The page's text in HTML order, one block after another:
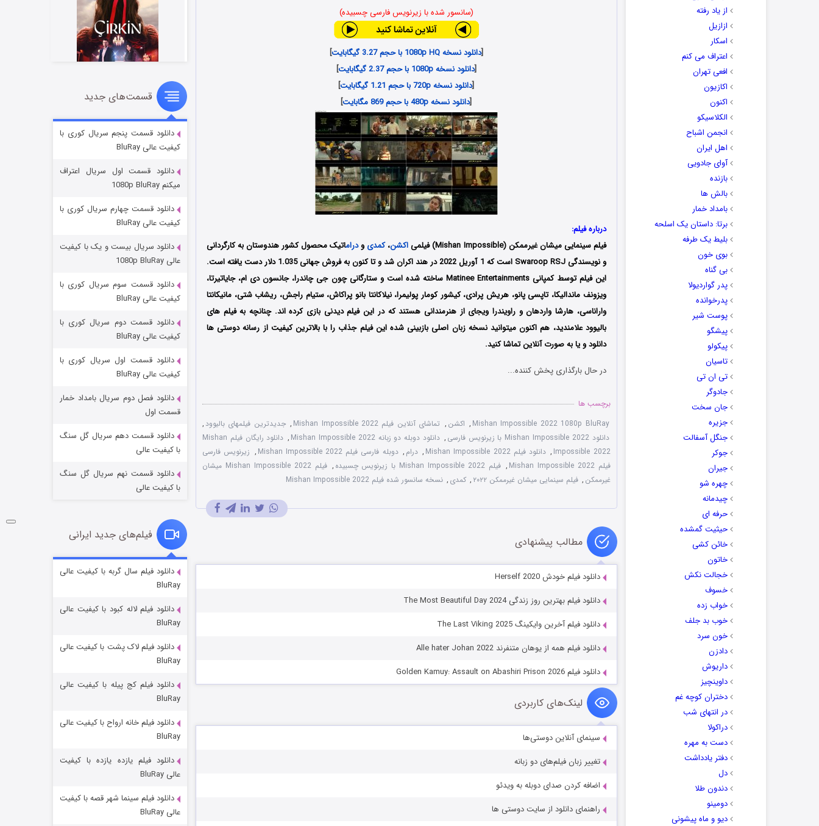
از یاد رفته
ازازیل
اسکار
اعتراف می کنم
افعی تهران
اکازیون
اکنون
الکلاسیکو
انجمن اشباح
اهل ایران
آوای جادویی
بازنده
بالش ها
بامداد خمار
برتا: داستان یک اسلحه
بلیط یک‌‌ طرفه
بوی خون
بی گناه
پدر گواردیولا
پدرخوانده
پوست شیر
پیشگو
پیکولو
تاسیان
تی ان تی
جادوگر
جان سخت
جزیره
جنگل آسفالت
جوکر
جیران
چهره شو
چیدمانه
حرفه ای
حیثیت گمشده
خائن کشی
خاتون
خجالت نکش
خسوف
خواب زده
خوب بد جلف
خون سرد
دادزن
داریوش
داوینچیز
دختران کوچه غم
در انتهای شب
دراکولا
دست به مهره
دفتر یادداشت
دل
دندون طلا
دومینو
دیو و ماه پیشونی
(سانسور شده با زیرنویس فارسی چسبیده)
[دانلود نسخه 1080p HQ با حجم 3.27 گیگابایت
]
[دانلود نسخه 1080p با حجم 2.37 گیگابایت
]
[دانلود نسخه 720p با حجم 1.21 گیگابایت
]
[دانلود نسخه 480p با حجم 869 مگابایت ]
درباره فیلم:
فیلم سینمایی میشان غیرممکن (Mishan Impossible) فیلمی
اکشن،کمدی ودراماتیک محصول کشور هندوستان به کارگردانی
و نویسندگی Swaroop RSJ است که 1 آوریل 2022 در هند اکران شد و تا کنون به فروش جهانی 1.035 دلار دست یافته است.
این فیلم توسط کمپانی Matinee Entertainments ساخته شده است و ستارگانی چون جی چاندرا، جانسون دی ام، جایاتیرتا،
ویزونف ماندالیکا، تاپسی پانو، هریش پرادی، کیشور کومار پولیمرا، نیلاکانتا بانو پراکاش، ستیام راجش، ریشاب شتی، مانیکانتا
واراناسی، هارشا واردهان و راویندرا ویجای از هنرمندانی هستند که در این فیلم دیدنی بازی کرده اند. چنانچه به فیلم های
بالیوود علامندید، هم اکنون میتوانید نسخه زبان اصلی بازبینی شده این فیلم جذاب را با بالاترین کیفیت از رسانه دوستی ها
دانلود و یا به صورت آنلاین تماشا کنید.
در حال بارگذاری پخش کننده...
برچسب ها
Mishan Impossible 2022 1080p BluRay
, اکشن , تماشای آنلاین فیلم Mishan Impossible 2022 , جدیدترین فیلمهای بالیوود ,
دانلود Mishan Impossible 2022 با زیرنویس فارسی
, دانلود دوبله دو زبانه Mishan Impossible 2022 ,
دانلود رایگان فیلم Mishan
Impossible 2022
, دانلود فیلم Mishan Impossible 2022 , درام , دوبله فارسی فیلم Mishan Impossible 2022 , زیرنویس فارسی
فیلم Mishan Impossible 2022
, فیلم Mishan Impossible 2022 با زیرنویس چسبیده ,
فیلم Mishan Impossible 2022 میشان
غیرممکن , فیلم سینمایی میشان غیرممکن ۲۰۲۲ , کمدی , نسخه سانسور شده فیلم Mishan Impossible 2022
مطالب پیشنهادی
دانلود فیلم خودش Herself 2020
دانلود فیلم بهترین روز زندگی The Most Beautiful Day 2024
دانلود فیلم آخرین وایکینگ The Last Viking 2025
دانلود فیلم همه از یوهان متنفرند Alle hater Johan 2022
دانلود فیلم Golden Kamuy: Assault on Abashiri Prison 2026
لینک‌های کاربردی
سینمای آنلاین دوستی‌ها
تغییر زبان فیلم‌های دو زبانه
اضافه کردن صدای دوبله به ویدئو
راهنمای دانلود از سایت دوستی ها
سریال زشت
قسمت۲ (زیرنویس) منتشر شد
مردگان متحرک: شهر مرده ۳
شکست استوارت در نجات جهان
قسمت ۷ (زیرنویس) منتشر شد
شوگر فصل ۲
قسمت
خاندان اژدها فصل ۳
قسمت‌های جدید
دانلود قسمت پنجم سریال کوری با
کیفیت عالی BluRay
دانلود قسمت اول سریال اعتراف
میکنم 1080p BluRay
دانلود قسمت چهارم سریال کوری با
کیفیت عالی BluRay
دانلود سریال بیست و یک با کیفیت
عالی 1080p BluRay
دانلود قسمت سوم سریال کوری با
کیفیت عالی BluRay
دانلود قسمت دوم سریال کوری با
کیفیت عالی BluRay
دانلود قسمت اول سریال کوری با
کیفیت عالی BluRay
دانلود فصل دوم سریال بامداد خمار
قسمت اول
دانلود قسمت دهم سریال گل سنگ
با کیفیت عالی
دانلود قسمت نهم سریال گل سنگ
با کیفیت عالی
فیلم‌های جدید ایرانی
دانلود فیلم سال گربه با کیفیت عالی
BluRay
دانلود فیلم لاله کبود با کیفیت عالی
BluRay
دانلود فیلم لاک پشت با کیفیت عالی
BluRay
دانلود فیلم کج‌ پیله با کیفیت عالی
BluRay
دانلود فیلم خانه ارواح با کیفیت عالی
BluRay
دانلود فیلم یازده یازده با کیفیت
عالی BluRay
دانلود فیلم سینما شهر قصه با کیفیت
عالی BluRay